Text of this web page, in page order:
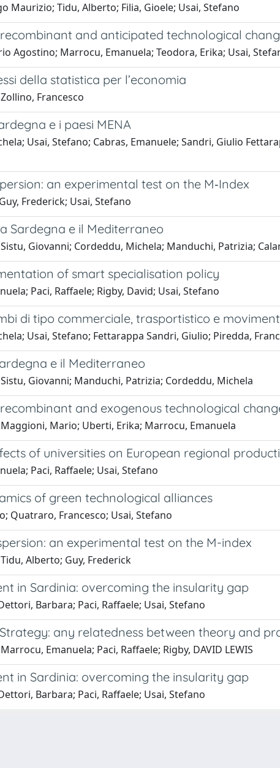
Maurizio; Tidu, Alberto; Filia, Gioele; Usai, Stefano
and anticipated technological
Agostino; Marrocu, Emanuela; Teodora, Erika; Usai,
della statistica per l’economia
Francesco
e i paesi MENA
Usai, Stefano; Cabras, Emanuele; Sandri, Giulio
an experimental test on the M‐Index
Frederick; Usai, Stefano
Sardegna e il Mediterraneo
Giovanni; Cordeddu, Michela; Manduchi, Patrizia;
of smart specialisation policy
Paci, Raffaele; Rigby, David; Usai, Stefano
di tipo commerciale, trasportistico e
Usai, Stefano; Fettarappa Sandri, Giulio; Piredda,
e il Mediterraneo
Giovanni; Manduchi, Patrizia; Cordeddu, Michela
and exogenous technological
Mario; Uberti, Erika; Marrocu, Emanuela
of universities on European regional
Paci, Raffaele; Usai, Stefano
of green technological alliances
Quatraro, Francesco; Usai, Stefano
an experimental test on the M-index
Alberto; Guy, Frederick
in Sardinia: overcoming the insularity gap
Barbara; Paci, Raffaele; Usai, Stefano
any relatedness between theory and
Emanuela; Paci, Raffaele; Rigby, DAVID LEWIS
in Sardinia: overcoming the insularity gap
Barbara; Paci, Raffaele; Usai, Stefano